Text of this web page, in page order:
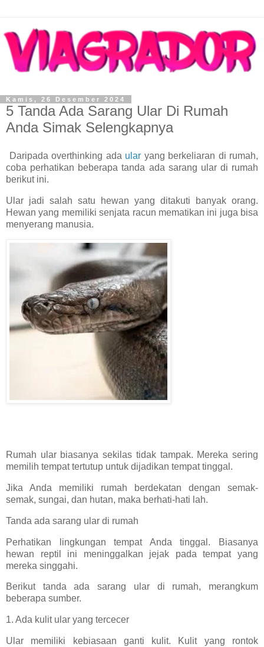
Kamis, 26 Desember 2024
5 Tanda Ada Sarang Ular Di Rumah
Anda Simak Selengkapnya
Daripada overthinking ada ular yang berkeliaran di rumah,
coba perhatikan beberapa tanda ada sarang ular di rumah
berikut ini.
Ular jadi salah satu hewan yang ditakuti banyak orang.
Hewan yang memiliki senjata racun mematikan ini juga bisa
menyerang manusia.
Rumah ular biasanya sekilas tidak tampak. Mereka sering
memilih tempat tertutup untuk dijadikan tempat tinggal.
Jika Anda memiliki rumah berdekatan dengan semak-
semak, sungai, dan hutan, maka berhati-hati lah.
Tanda ada sarang ular di rumah
Perhatikan lingkungan tempat Anda tinggal. Biasanya
hewan reptil ini meninggalkan jejak pada tempat yang
mereka singgahi.
Berikut tanda ada sarang ular di rumah, merangkum
beberapa sumber.
1. Ada kulit ular yang tercecer
Ular memiliki kebiasaan ganti kulit. Kulit yang rontok